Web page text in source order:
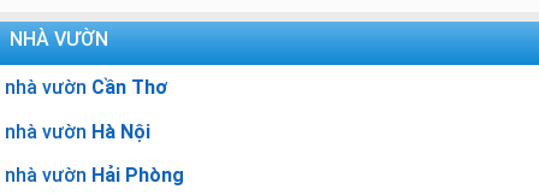
NHÀ VƯỜN
nhà vườn Cần Thơ
nhà vườn Hà Nội
nhà vườn Hải Phòng